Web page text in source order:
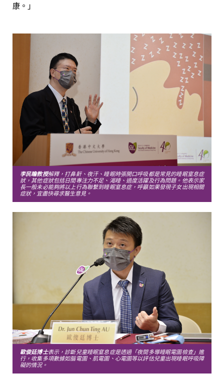
康。」
李民瞻教授解釋，打鼻鼾、夜汗、睡眠時張開口呼吸都是常見的睡眠窒息症
狀，其他症狀包括日間專注力不足、渴睡、過度活躍及行為問題。他表示家
長一般未必能夠將以上行為聯繫到睡眠窒息症，呼籲如果發現子女出現相關
症狀，宜盡快尋求醫生意見。
歐俊廷博士表示，診斷兒童睡眠窒息症是透過「夜間多導睡眠電圖檢查」進
行，收集多項數據如腦電圖、肌電圖、心電圖等以評估兒童出現睡眠呼吸障
礙的情況。